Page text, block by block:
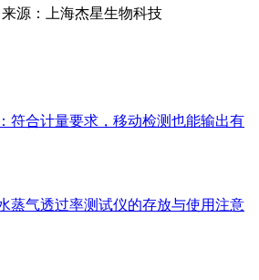
源：上海杰星生物科技
符合计量要求，移动检测也能输出有
蒸气透过率测试仪的存放与使用注意